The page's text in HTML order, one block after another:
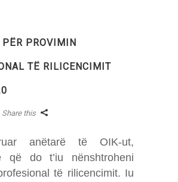
PROVIMIN
TË RILICENCIMIT
Share this
anëtarë të OIK-ut,
që do t’iu nënshtroheni
të rilicencimit. Iu